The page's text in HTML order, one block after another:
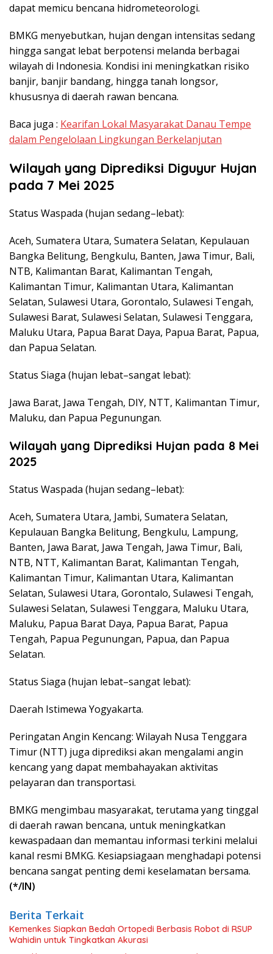
dapat memicu bencana hidrometeorologi.
BMKG menyebutkan, hujan dengan intensitas sedang
hingga sangat lebat berpotensi melanda berbagai
wilayah di Indonesia. Kondisi ini meningkatkan risiko
banjir, banjir bandang, hingga tanah longsor,
khususnya di daerah rawan bencana.
Baca juga : Kearifan Lokal Masyarakat Danau Tempe
dalam Pengelolaan Lingkungan Berkelanjutan
Wilayah yang Diprediksi Diguyur Hujan
pada 7 Mei 2025
Status Waspada (hujan sedang–lebat):
Aceh, Sumatera Utara, Sumatera Selatan, Kepulauan
Bangka Belitung, Bengkulu, Banten, Jawa Timur, Bali,
NTB, Kalimantan Barat, Kalimantan Tengah,
Kalimantan Timur, Kalimantan Utara, Kalimantan
Selatan, Sulawesi Utara, Gorontalo, Sulawesi Tengah,
Sulawesi Barat, Sulawesi Selatan, Sulawesi Tenggara,
Maluku Utara, Papua Barat Daya, Papua Barat, Papua,
dan Papua Selatan.
Status Siaga (hujan lebat–sangat lebat):
Jawa Barat, Jawa Tengah, DIY, NTT, Kalimantan Timur,
Maluku, dan Papua Pegunungan.
Wilayah yang Diprediksi Hujan pada 8 Mei
2025
Status Waspada (hujan sedang–lebat):
Aceh, Sumatera Utara, Jambi, Sumatera Selatan,
Kepulauan Bangka Belitung, Bengkulu, Lampung,
Banten, Jawa Barat, Jawa Tengah, Jawa Timur, Bali,
NTB, NTT, Kalimantan Barat, Kalimantan Tengah,
Kalimantan Timur, Kalimantan Utara, Kalimantan
Selatan, Sulawesi Utara, Gorontalo, Sulawesi Tengah,
Sulawesi Selatan, Sulawesi Tenggara, Maluku Utara,
Maluku, Papua Barat Daya, Papua Barat, Papua
Tengah, Papua Pegunungan, Papua, dan Papua
Selatan.
Status Siaga (hujan lebat–sangat lebat):
Daerah Istimewa Yogyakarta.
Peringatan Angin Kencang: Wilayah Nusa Tenggara
Timur (NTT) juga diprediksi akan mengalami angin
kencang yang dapat membahayakan aktivitas
pelayaran dan transportasi.
BMKG mengimbau masyarakat, terutama yang tinggal
di daerah rawan bencana, untuk meningkatkan
kewaspadaan dan memantau informasi terkini melalui
kanal resmi BMKG. Kesiapsiagaan menghadapi potensi
bencana sangat penting demi keselamatan bersama.
(*/IN)
Berita Terkait
Kemenkes Siapkan Bedah Ortopedi Berbasis Robot di RSUP
Wahidin untuk Tingkatkan Akurasi